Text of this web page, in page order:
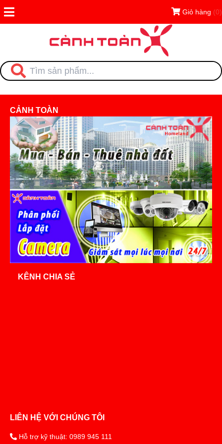
Giỏ hàng (0)
CẢNH TOÀN
KÊNH CHIA SẺ
LIÊN HỆ VỚI CHÚNG TÔI
Hỗ trợ kỹ thuật: 0989 945 111